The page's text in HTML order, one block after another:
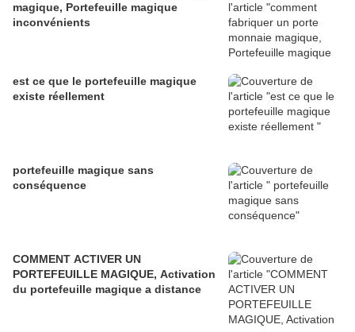
magique, Portefeuille magique
inconvénients
est ce que le portefeuille magique
existe réellement
portefeuille magique sans
conséquence
COMMENT ACTIVER UN
PORTEFEUILLE MAGIQUE, Activation
du portefeuille magique a distance